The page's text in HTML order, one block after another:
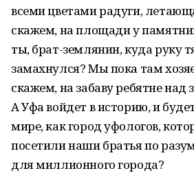
всеми цветами радуги,
скажем, на площади у
ты, брат-землянин, куда руку
замахнулся? Мы пока там
скажем, на забаву ребятне над
А Уфа войдет в историю, и
мире, как город уфологов,
посетили наши братья по
для миллионного города?